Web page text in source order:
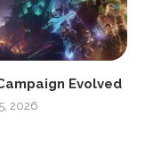
Evolved
2026